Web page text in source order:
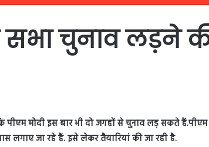
सभा चुनाव लड़ने
पीएम मोदी इस बार भी दो जगहों से चुनाव लड़ सकते हैं.पीएम
लगाए जा रहे हैं. इसे लेकर तैयारियां की जा रही है.